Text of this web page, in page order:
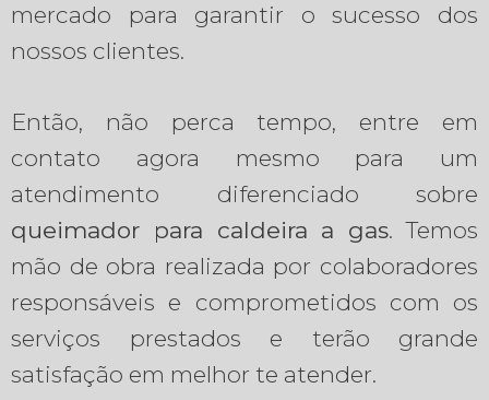
mercado para garantir o sucesso dos
nossos clientes.
Então, não perca tempo, entre em
contato agora mesmo para um
atendimento diferenciado sobre
queimador para caldeira a gas. Temos
mão de obra realizada por colaboradores
responsáveis e comprometidos com os
serviços prestados e terão grande
satisfação em melhor te atender.